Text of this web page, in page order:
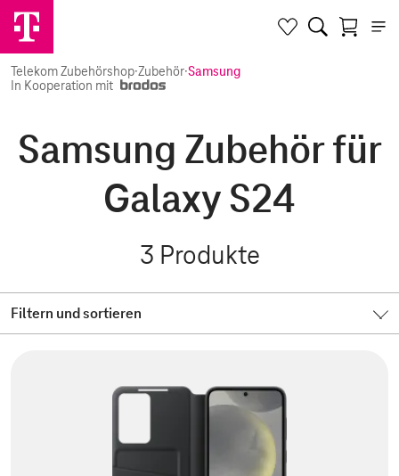
Telekom Zubehörshop·Zubehör·Samsung
In Kooperation mit
Samsung Zubehör für
Galaxy S24
3 Produkte
Filtern und sortieren